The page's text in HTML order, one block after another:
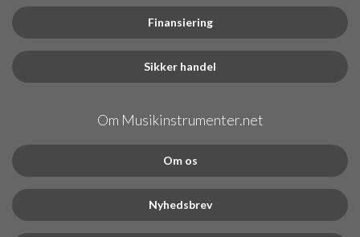
Finansiering
Sikker handel
Om Musikinstrumenter.net
Om os
Nyhedsbrev